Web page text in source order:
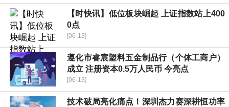
【时快讯】低位板块崛起 上证指数站上400
0点
[06-13]
遵化市睿宸塑料五金制品行（个体工商户）
成立 注册资本0.5万人民币 今亮点
[06-13]
技术破局亮化痛点！深圳杰力赛深耕恒功率